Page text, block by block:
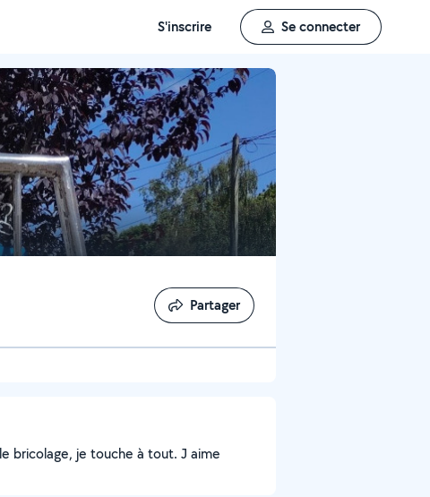
S'inscrire Se connecter
Partager
Partager
bricolage, je touche à tout. J aime